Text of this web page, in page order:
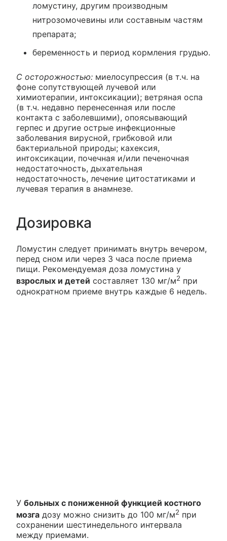
ломустину, другим производным
нитрозомочевины или составным частям
препарата;
беременность и период кормления грудью.
С осторожностью: миелосупрессия (в т.ч. на
фоне сопутствующей лучевой или
химиотерапии, интоксикации); ветряная оспа
(в т.ч. недавно перенесенная или после
контакта с заболевшими), опоясывающий
герпес и другие острые инфекционные
заболевания вирусной, грибковой или
бактериальной природы; кахексия,
интоксикации, почечная и/или печеночная
недостаточность, дыхательная
недостаточность, лечение цитостатиками и
лучевая терапия в анамнезе.
Дозировка
Ломустин следует принимать внутрь вечером,
перед сном или через 3 часа после приема
пищи. Рекомендуемая доза ломустина у
взрослых и детей составляет 130 мг/м2 при
однократном приеме внутрь каждые 6 недель.
У больных с пониженной функцией костного
мозга дозу можно снизить до 100 мг/м2 при
сохранении шестинедельного интервала
между приемами.